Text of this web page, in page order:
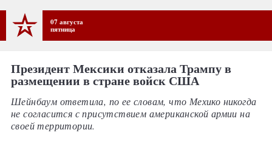
07 августа
пятница
Президент Мексики отказала Трампу в
размещении в стране войск США
Шейнбаум ответила, по ее словам, что Мехико никогда
не согласится с присутствием американской армии на
своей территории.